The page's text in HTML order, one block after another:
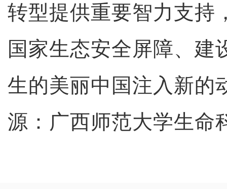
转型提供重要智力支持
国家生态安全屏障、建
生的美丽中国注入新的
源：广西师范大学生命